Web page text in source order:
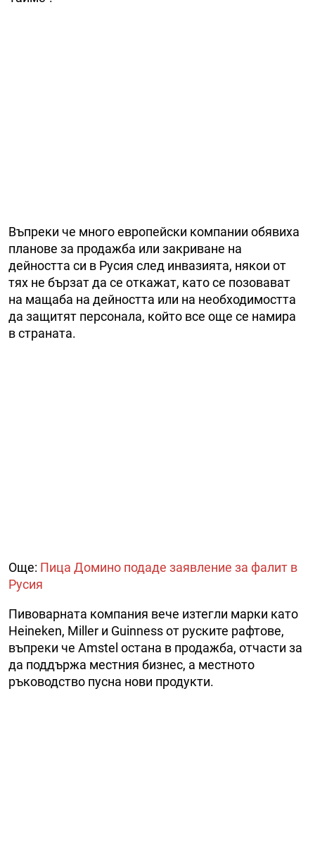
Въпреки че много европейски компании обявиха
планове за продажба или закриване на
дейността си в Русия след инвазията, някои от
тях не бързат да се откажат, като се позовават
на мащаба на дейността или на необходимостта
да защитят персонала, който все още се намира
в страната.
Още: Пица Домино подаде заявление за фалит в
Русия
Пивоварната компания вече изтегли марки като
Heineken, Miller и Guinness от руските рафтове,
въпреки че Amstel остана в продажба, отчасти за
да поддържа местния бизнес, а местното
ръководство пусна нови продукти.